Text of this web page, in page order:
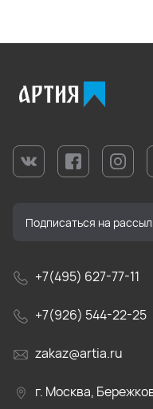
+7(495) 627-77-11
+7(926) 544-22-25
zakaz@artia.ru
г. Москва,